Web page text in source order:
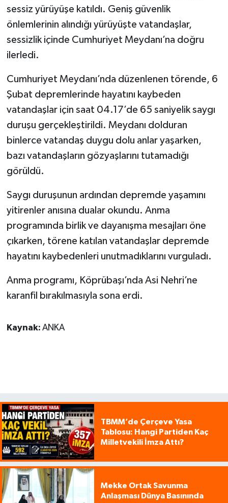
sessiz yürüyüşe katıldı. Geniş güvenlik
önlemlerinin alındığı yürüyüşte vatandaşlar,
sessizlik içinde Cumhuriyet Meydanı’na doğru
ilerledi.
Cumhuriyet Meydanı’nda düzenlenen törende, 6
Şubat depremlerinde hayatını kaybeden
vatandaşlar için saat 04.17’de 65 saniyelik saygı
duruşu gerçekleştirildi. Meydanı dolduran
binlerce vatandaş duygu dolu anlar yaşarken,
bazı vatandaşların gözyaşlarını tutamadığı
görüldü.
Saygı duruşunun ardından depremde yaşamını
yitirenler anısına dualar okundu. Anma
programında birlik ve dayanışma mesajları öne
çıkarken, törene katılan vatandaşlar depremde
hayatını kaybedenleri unutmadıklarını vurguladı.
Anma programı, Köprübaşı’nda Asi Nehri’ne
karanfil bırakılmasıyla sona erdi.
Kaynak: ANKA
TBMM’de Çerçeve Yasa
Tablosu: Hangi Partiden Kaç
Milletvekili İmza Attı?
Mekke Ortak Savunma
Anlaşması Dünya Basınında